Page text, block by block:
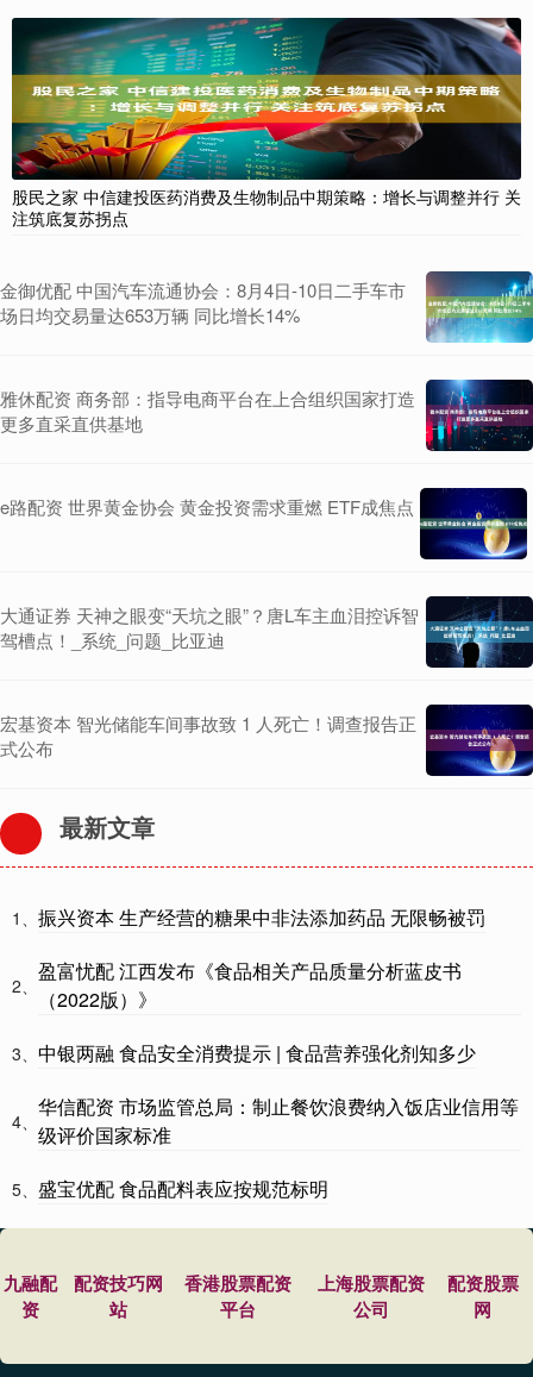
股民之家 中信建投医药消费及生物制品中期策略：增长与调整并行 关
注筑底复苏拐点
金御优配 中国汽车流通协会：8月4日-10日二手车市
场日均交易量达653万辆 同比增长14%
雅休配资 商务部：指导电商平台在上合组织国家打造
更多直采直供基地
e路配资 世界黄金协会 黄金投资需求重燃 ETF成焦点
大通证券 天神之眼变“天坑之眼”？唐L车主血泪控诉智
驾槽点！_系统_问题_比亚迪
宏基资本 智光储能车间事故致 1 人死亡！调查报告正
式公布
最新文章
1、 振兴资本 生产经营的糖果中非法添加药品 无限畅被罚
2、
盈富忧配 江西发布《食品相关产品质量分析蓝皮书
（2022版）》
3、 中银两融 食品安全消费提示 | 食品营养强化剂知多少
4、
华信配资 市场监管总局：制止餐饮浪费纳入饭店业信用等
级评价国家标准
5、 盛宝优配 食品配料表应按规范标明
九融配
资
配资技巧网
站
香港股票配资
平台
上海股票配资
公司
配资股票
网